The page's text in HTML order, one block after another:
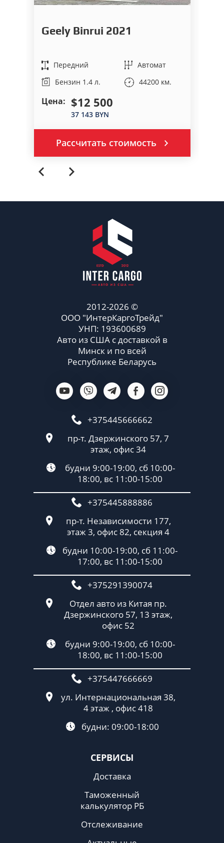
Geely Binrui 2021
Передний
Автомат
Бензин 1.4 л.
44200 км.
Цена: $12 500
37 143 BYN
Рассчитать стоимость
СЕРВИСЫ
Доставка
Таможенный
калькулятор РБ
Отслеживание
2012-2026 ©
ООО "ИнтерКаргоТрейд"
УНП: 193600689
Авто из США с доставкой в
Минск и по всей
Республике Беларусь
+375445666662
пр-т. Дзержинского 57, 7
этаж, офис 34
будни 9:00-19:00, сб 10:00-
18:00, вс 11:00-15:00
+375445888886
пр-т. Независимости 177,
этаж 3, офис 82, секция 4
будни 10:00-19:00, сб 11:00-
17:00, вс 11:00-15:00
+375291390074
Отдел авто из Китая пр.
Дзержинского 57, 13 этаж,
офис 52
будни 9:00-19:00, сб 10:00-
18:00, вс 11:00-15:00
+375447666669
ул. Интернациональная 38,
4 этаж , офис 418
будни: 09:00-18:00